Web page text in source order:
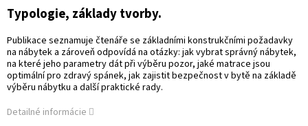
Typologie, základy tvorby.
Publikace seznamuje čtenáře se základními konstrukčními požadavky
na nábytek a zároveň odpovídá na otázky: jak vybrat správný nábytek,
na které jeho parametry dát při výběru pozor, jaké matrace jsou
optimální pro zdravý spánek, jak zajistit bezpečnost v bytě na základě
výběru nábytku a další praktické rady.
Detailné informácie